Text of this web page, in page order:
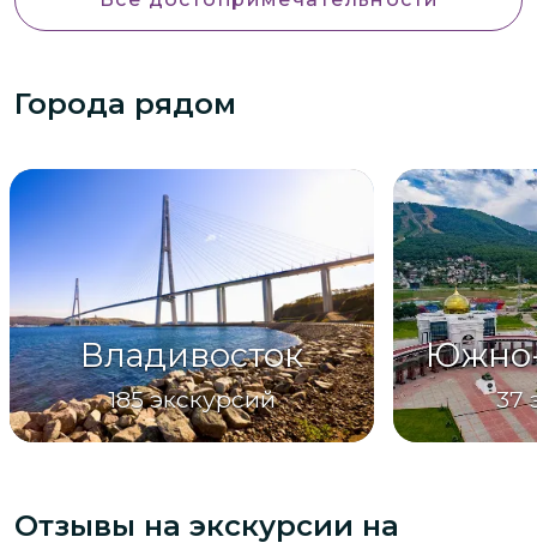
Города рядом
Владивосток
185 экскурсий
Южно-
37
Отзывы на экскурсии на